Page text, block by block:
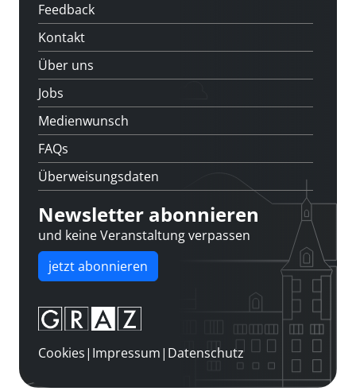
Feedback
Kontakt
Über uns
Jobs
Medienwunsch
FAQs
Überweisungsdaten
Newsletter abonnieren
und keine Veranstaltung verpassen
jetzt abonnieren
Cookies| Impressum| Datenschutz